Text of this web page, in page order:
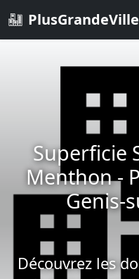
Superficie
Menthon -
Genis-
Découvrez les